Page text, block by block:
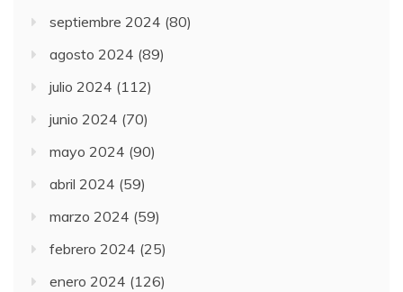
septiembre 2024 (80)
agosto 2024 (89)
julio 2024 (112)
junio 2024 (70)
mayo 2024 (90)
abril 2024 (59)
marzo 2024 (59)
febrero 2024 (25)
enero 2024 (126)